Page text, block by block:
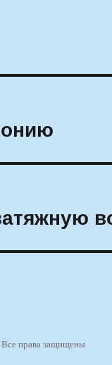
права защищены